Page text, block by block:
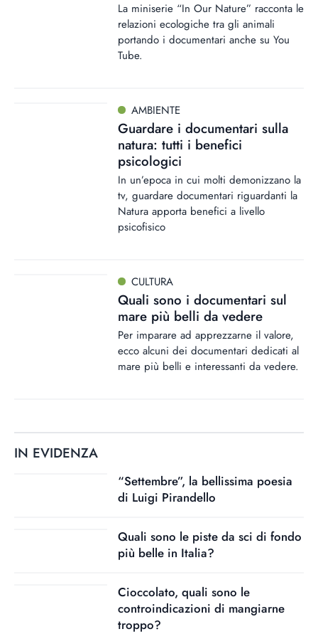
La miniserie “In Our Nature” racconta le
relazioni ecologiche tra gli animali
portando i documentari anche su You
Tube.
AMBIENTE
Guardare i documentari sulla
natura: tutti i benefici
psicologici
In un’epoca in cui molti demonizzano la
tv, guardare documentari riguardanti la
Natura apporta benefici a livello
psicofisico
CULTURA
Quali sono i documentari sul
mare più belli da vedere
Per imparare ad apprezzarne il valore,
ecco alcuni dei documentari dedicati al
mare più belli e interessanti da vedere.
IN EVIDENZA
“Settembre”, la bellissima poesia
di Luigi Pirandello
Quali sono le piste da sci di fondo
più belle in Italia?
Cioccolato, quali sono le
controindicazioni di mangiarne
troppo?